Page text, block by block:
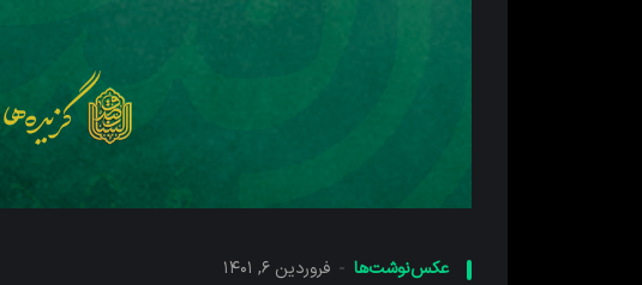
عکس‌نوشت‌ها فروردین ۶, ۱۴۰۱